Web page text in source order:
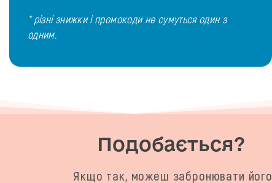
* різні знижки і промокоди не сумуться один з
одним.
Подобається?
Якщо так, можеш забронювати його